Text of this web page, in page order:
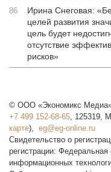
86
Ирина Снеговая:
целей развития
цель будет
отсутствие
рисков»
© ООО «Экономикс
+7 499 152-68-65, 125319,
карте),
Свидетельство о
регистрации:
информационных